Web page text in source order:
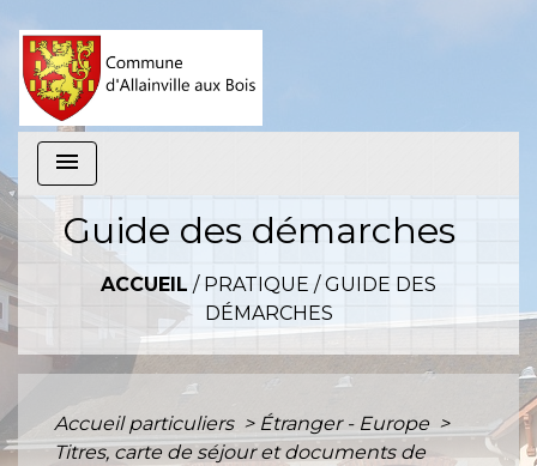
menu
Guide des démarches
ACCUEIL / PRATIQUE /GUIDE DES
DÉMARCHES
Accueil particuliers > Étranger - Europe >
Titres, carte de séjour et documents de